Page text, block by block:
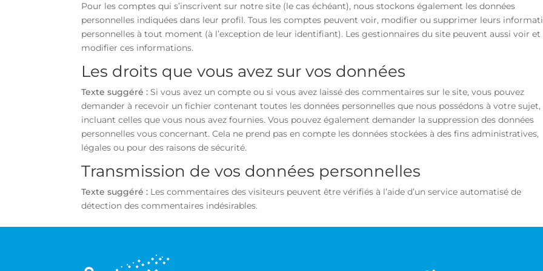
Pour les comptes qui s’inscrivent sur notre site (le cas échéant), nous stockons également les données
personnelles indiquées dans leur profil. Tous les comptes peuvent voir, modifier ou supprimer leurs
personnelles à tout moment (à l’exception de leur identifiant). Les gestionnaires du site peuvent aussi voir et
modifier ces informations.
Les droits que vous avez sur vos données
Texte suggéré :Si vous avez un compte ou si vous avez laissé des commentaires sur le site, vous pouvez
demander à recevoir un fichier contenant toutes les données personnelles que nous possédons à votre sujet,
incluant celles que vous nous avez fournies. Vous pouvez également demander la suppression des données
personnelles vous concernant. Cela ne prend pas en compte les données stockées à des fins administratives,
légales ou pour des raisons de sécurité.
Transmission de vos données personnelles
Texte suggéré : Les commentaires des visiteurs peuvent être vérifiés à l’aide d’un service automatisé de
détection des commentaires indésirables.